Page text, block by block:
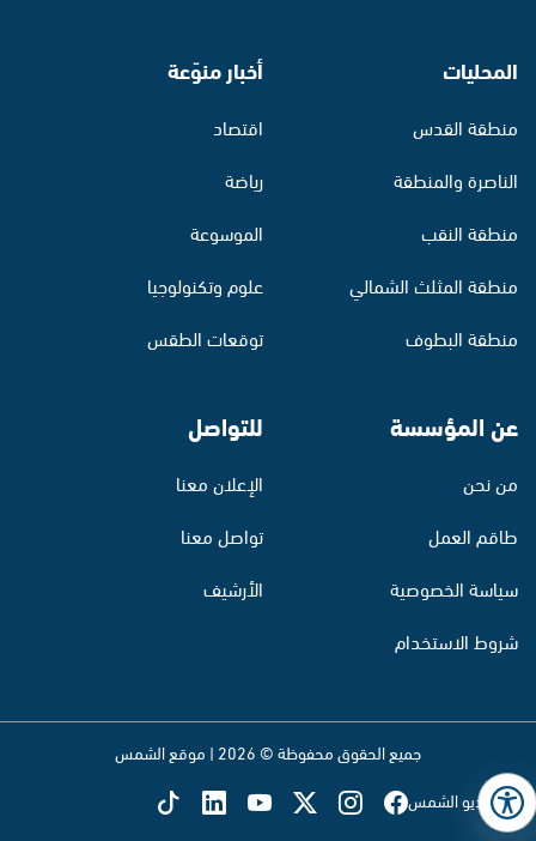
المحليات
منطقة القدس
الناصرة والمنطقة
منطقة النقب
منطقة المثلث الشمالي
منطقة البطوف
أخبار منوّعة
اقتصاد
رياضة
الموسوعة
علوم وتكنولوجيا
توقعات الطقس
عن المؤسسة
من نحن
طاقم العمل
سياسة الخصوصية
شروط الاستخدام
للتواصل
الإعلان معنا
تواصل معنا
الأرشيف
جميع الحقوق محفوظة © 2026 | موقع الشمس
تابع راديو الشمس